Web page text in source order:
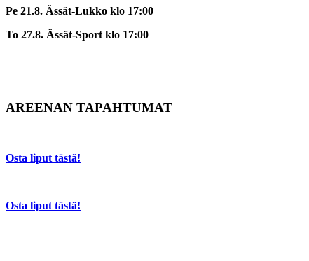
Pe 21.8. Ässät-Lukko klo 17:00
To 27.8. Ässät-Sport klo 17:00
AREENAN TAPAHTUMAT
Osta liput tästä!
Osta liput tästä!